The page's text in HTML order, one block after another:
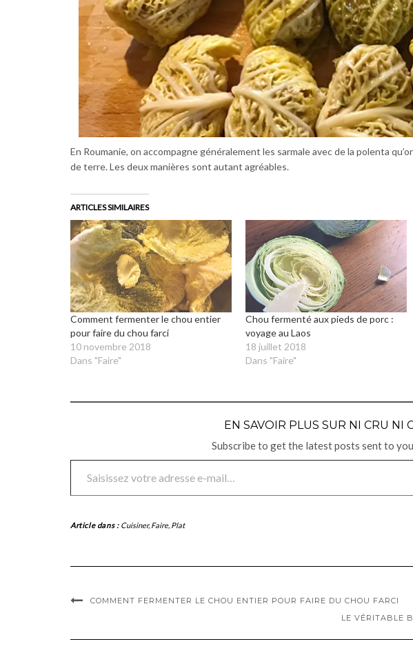
En Roumanie, on accompagne généralement les sarmale avec de la polenta
de terre. Les deux manières sont autant agréables.
ARTICLES SIMILAIRES
Comment fermenter le chou entier
pour faire du chou farci
10 novembre 2018
Dans "Faire"
Chou fermenté aux pieds de porc :
voyage au Laos
18 juillet 2018
Dans "Faire"
EN SAVOIR PLUS SUR NI CRU NI
Subscribe to get the latest posts sent to
Saisissez votre adresse e-mail…
Article dans : Cuisiner,Faire, Plat
COMMENT FERMENTER LE CHOU ENTIER POUR FAIRE DU CHOU FARCI
LE VÉRITABLE